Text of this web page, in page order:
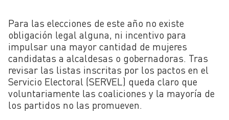
Para las elecciones de este año no existe
obligación legal alguna, ni incentivo para
impulsar una mayor cantidad de mujeres
candidatas a alcaldesas o gobernadoras. Tras
revisar las listas inscritas por los pactos en el
Servicio Electoral (SERVEL) queda claro que
voluntariamente las coaliciones y la mayoría de
los partidos no las promueven.